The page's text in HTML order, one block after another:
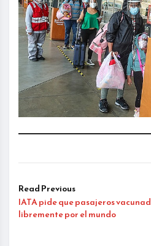
Read Previous
IATA pide que pasajeros
libremente por el mundo